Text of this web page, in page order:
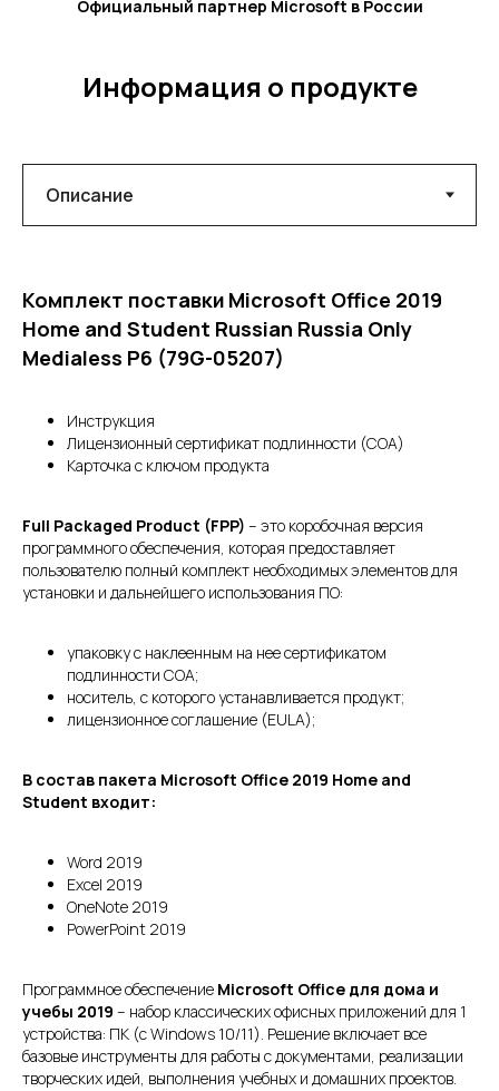
Официальный партнер Microsoft в России
Информация о продукте
Комплект поставки Microsoft Office 2019
Home and Student Russian Russia Only
Medialess P6 (79G-05207)
Инструкция
Лицензионный сертификат подлинности (COA)
Карточка с ключом продукта
Full Packaged Product (FPP) – это коробочная версия
программного обеспечения, которая предоставляет
пользователю полный комплект необходимых элементов для
установки и дальнейшего использования ПО:
упаковку с наклеенным на нее сертификатом
подлинности СОА;
носитель, с которого устанавливается продукт;
лицензионное соглашение (EULA);
В состав пакета Microsoft Office 2019 Home and
Student входит:
Word 2019
Excel 2019
OneNote 2019
PowerPoint 2019
Программное обеспечение Microsoft Office для дома и
учебы 2019 – набор классических офисных приложений для 1
устройства: ПК (с Windows 10/11). Решение включает все
базовые инструменты для работы с документами, реализации
творческих идей, выполнения учебных и домашних проектов.